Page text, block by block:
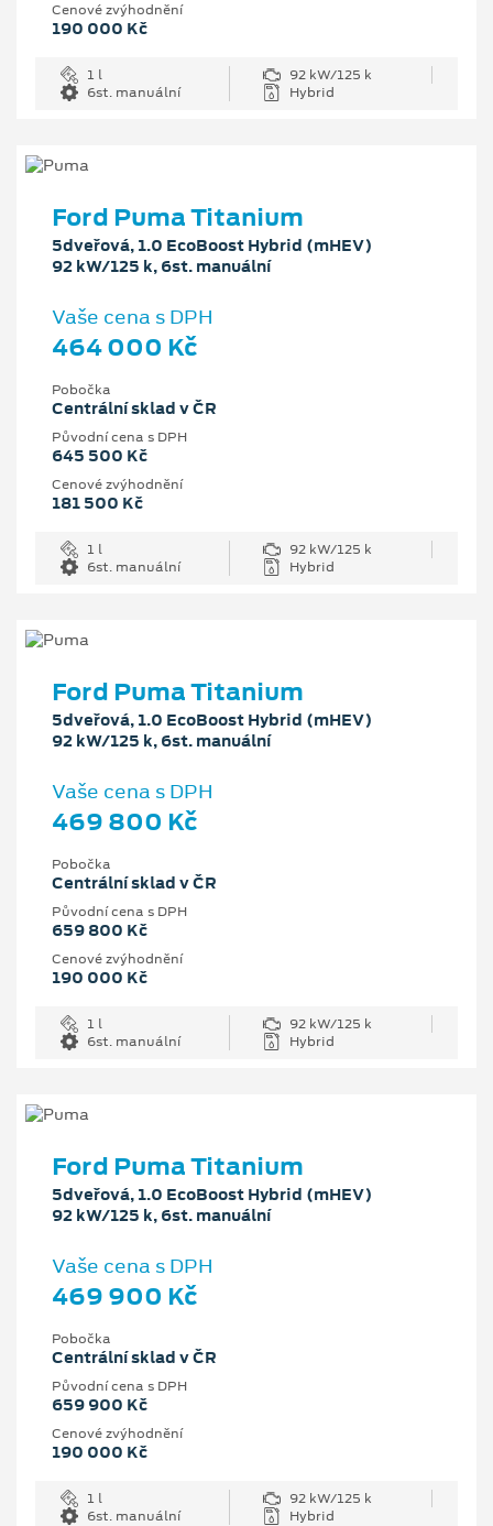
Cenové zvýhodnění
190 000 Kč
1 l
92 kW/125 k
6st. manuální
Hybrid
Ford Puma Titanium
5dveřová, 1.0 EcoBoost Hybrid (mHEV)
92 kW/125 k, 6st. manuální
Vaše cena s DPH
464 000 Kč
Pobočka
Centrální sklad v ČR
Původní cena s DPH
645 500 Kč
Cenové zvýhodnění
181 500 Kč
1 l
92 kW/125 k
6st. manuální
Hybrid
Ford Puma Titanium
5dveřová, 1.0 EcoBoost Hybrid (mHEV)
92 kW/125 k, 6st. manuální
Vaše cena s DPH
469 800 Kč
Pobočka
Centrální sklad v ČR
Původní cena s DPH
659 800 Kč
Cenové zvýhodnění
190 000 Kč
1 l
92 kW/125 k
6st. manuální
Hybrid
Ford Puma Titanium
5dveřová, 1.0 EcoBoost Hybrid (mHEV)
92 kW/125 k, 6st. manuální
Vaše cena s DPH
469 900 Kč
Pobočka
Centrální sklad v ČR
Původní cena s DPH
659 900 Kč
Cenové zvýhodnění
190 000 Kč
1 l
92 kW/125 k
6st. manuální
Hybrid